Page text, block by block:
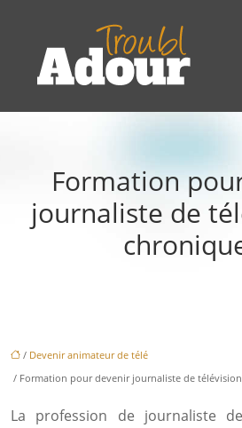
Formation
journaliste de
/ Devenir animateur de télé
/ Formation pour devenir journaliste de
La profession de journaliste